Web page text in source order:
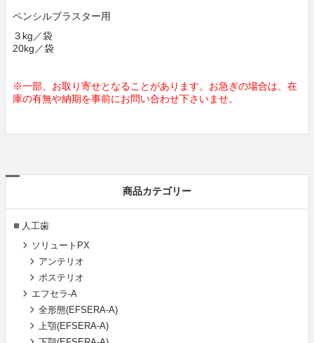
ペンシルブラスター用
３kg／袋
20kg／袋
※一部、お取り寄せとなることがあります。お急ぎの場合は、在
庫の有無や納期を事前にお問い合わせ下さいませ。
商品カテゴリー
人工歯
ソリュートPX
アンテリオ
ポステリオ
エフセラ-A
全形態(EFSERA-A)
上顎(EFSERA-A)